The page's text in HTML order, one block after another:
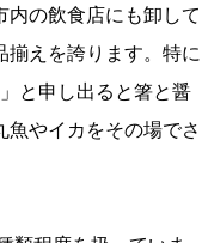
の飲食店にも卸して
揃えを誇ります。特に
と申し出ると箸と醤
やイカをその場でさ